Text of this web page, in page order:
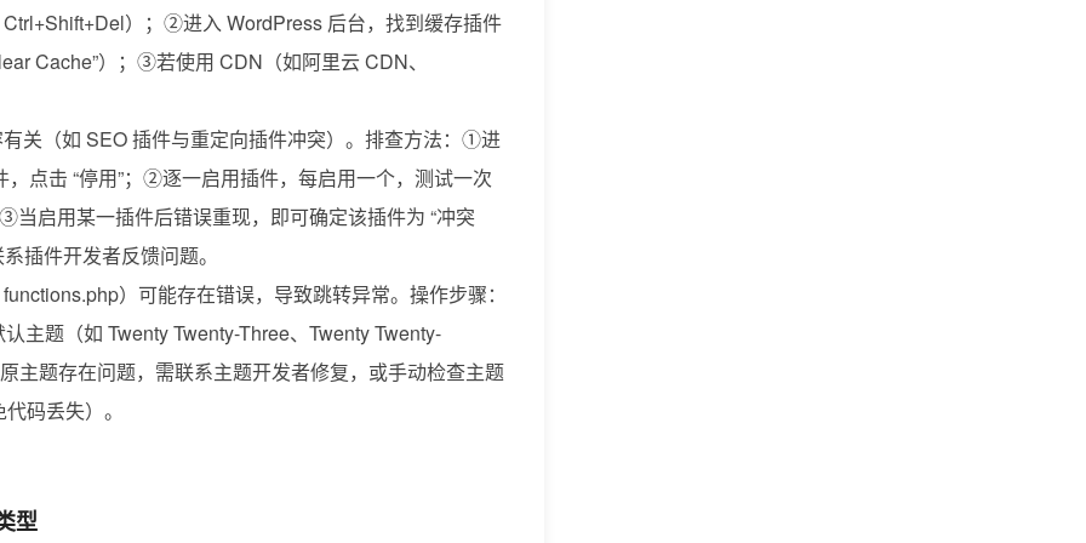
）；②进入 WordPress 后台，找到缓存插件
Cache”）；③若使用 CDN（如阿里云 CDN、
关（如 SEO 插件与重定向插件冲突）。排查方法：①进
，点击 “停用”；②逐一启用插件，每启用一个，测试一次
启用某一插件后错误重现，即可确定该插件为 “冲突
插件开发者反馈问题。
）可能存在错误，导致跳转异常。操作步骤：
主题（如 Twenty Twenty-Three、Twenty Twenty-
主题存在问题，需联系主题开发者修复，或手动检查主题
码丢失）。
型